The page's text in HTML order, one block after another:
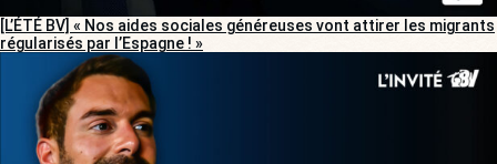
[L’ÉTÉ BV] « Nos aides sociales généreuses vont attirer les migrants
régularisés par l’Espagne ! »